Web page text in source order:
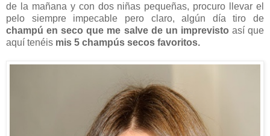
de la mañana y con dos niñas pequeñas, procuro llevar el
pelo siempre impecable pero claro, algún día tiro de
champú en seco que me salve de un imprevisto así que
aquí tenéis mis 5 champús secos favoritos.